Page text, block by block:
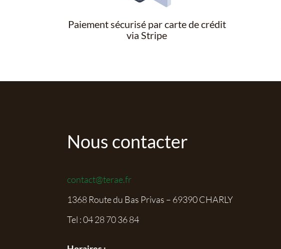
Paiement sécurisé par carte de crédit
via Stripe
Nous contacter
contact@terae.fr
1368 Route du Bas Privas – 69390 CHARLY
Tel :04 28 70 36 84